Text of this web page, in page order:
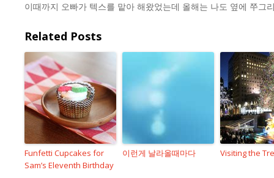
이때까지 오빠가 텍스를 맡아 해왔었는데 올해는 나도 옆에 쭈그
Related Posts
Funfetti Cupcakes for
Sam’s Eleventh Birthday
이런게 날라올때마다 Visiting the